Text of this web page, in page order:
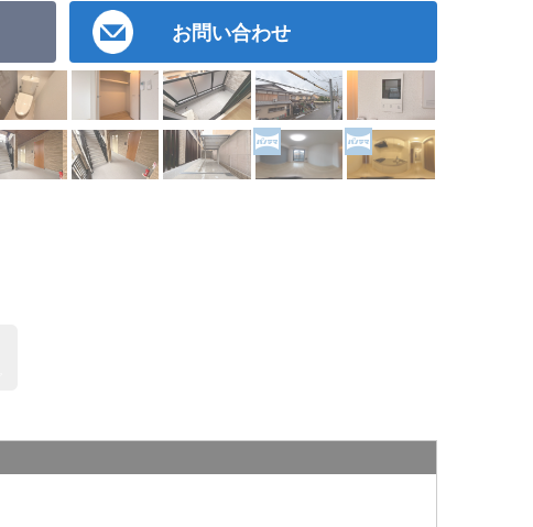
お問い合わせ